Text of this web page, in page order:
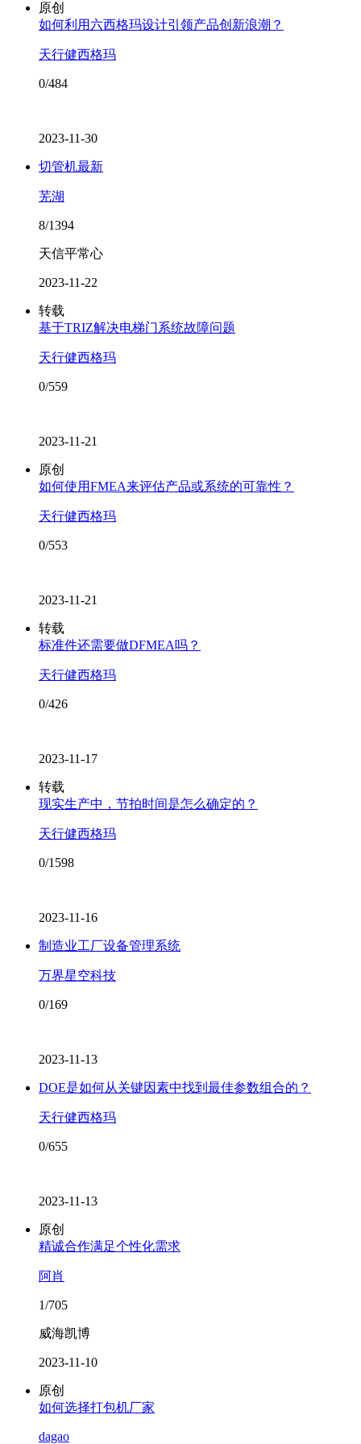
原创
如何利用六西格玛设计引领产品创新浪潮？
天行健西格玛
0/484
2023-11-30
切管机最新
芜湖
8/1394
天信平常心
2023-11-22
转载
基于TRIZ解决电梯门系统故障问题
天行健西格玛
0/559
2023-11-21
原创
如何使用FMEA来评估产品或系统的可靠性？
天行健西格玛
0/553
2023-11-21
转载
标准件还需要做DFMEA吗？
天行健西格玛
0/426
2023-11-17
转载
现实生产中，节拍时间是怎么确定的？
天行健西格玛
0/1598
2023-11-16
制造业工厂设备管理系统
万界星空科技
0/169
2023-11-13
DOE是如何从关键因素中找到最佳参数组合的？
天行健西格玛
0/655
2023-11-13
原创
精诚合作满足个性化需求
阿肖
1/705
威海凯博
2023-11-10
原创
如何选择打包机厂家
dagao